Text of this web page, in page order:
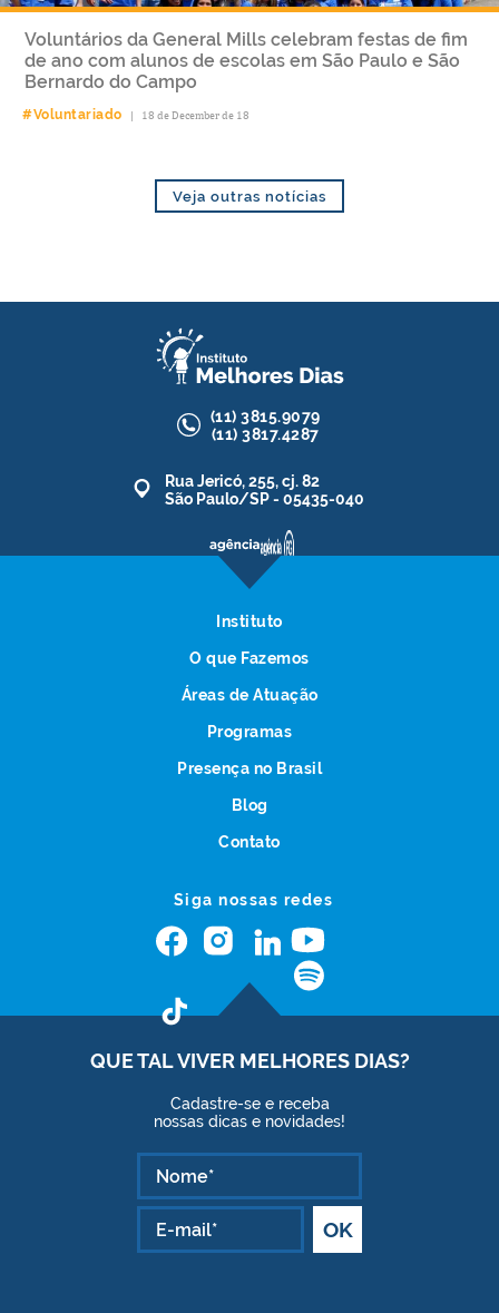
Voluntários da General Mills celebram festas de fim
de ano com alunos de escolas em São Paulo e São
Bernardo do Campo
#Voluntariado | 18 de December de 18
Veja outras notícias
(11) 3815.9079
(11) 3817.4287
Rua Jericó, 255, cj. 82
São Paulo/SP - 05435-040
Instituto
O que Fazemos
Áreas de Atuação
Programas
Presença no Brasil
Blog
Contato
Siga nossas redes
QUE TAL VIVER MELHORES DIAS?
Cadastre-se e receba
nossas dicas e novidades!